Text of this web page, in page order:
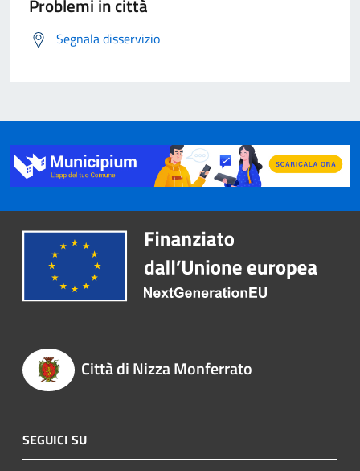
Problemi in città
Segnala disservizio
Città di Nizza Monferrato
SEGUICI SU